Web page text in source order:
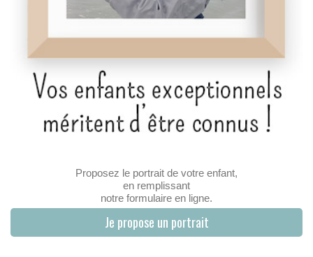
Proposez le portrait de votre enfant,
en remplissant
notre formulaire en ligne.
Je propose un portrait